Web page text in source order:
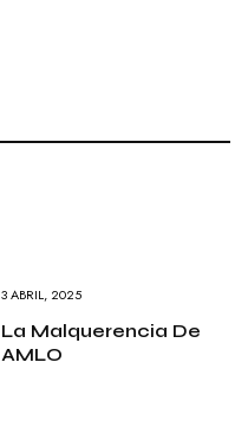
3 ABRIL, 2025
La Malquerencia De
AMLO